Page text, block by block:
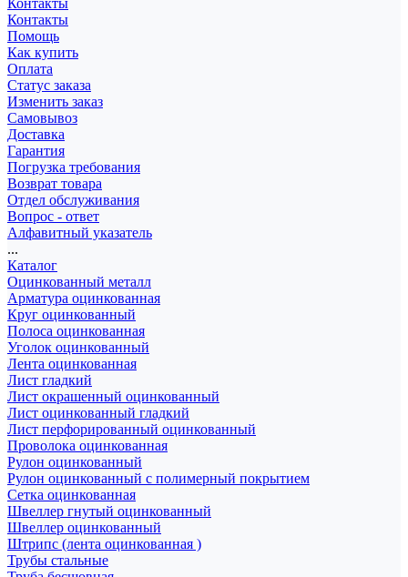
Контакты
Контакты
Помощь
Как купить
Оплата
Статус заказа
Изменить заказ
Самовывоз
Доставка
Гарантия
Погрузка требования
Возврат товара
Отдел обслуживания
Вопрос - ответ
Алфавитный указатель
...
Каталог
Оцинкованный металл
Арматура оцинкованная
Круг оцинкованный
Полоса оцинкованная
Уголок оцинкованный
Лента оцинкованная
Лист гладкий
Лист окрашенный оцинкованный
Лист оцинкованный гладкий
Лист перфорированный оцинкованный
Проволока оцинкованная
Рулон оцинкованный
Рулон оцинкованный с полимерный покрытием
Сетка оцинкованная
Швеллер гнутый оцинкованный
Швеллер оцинкованный
Штрипс (лента оцинкованная )
Трубы стальные